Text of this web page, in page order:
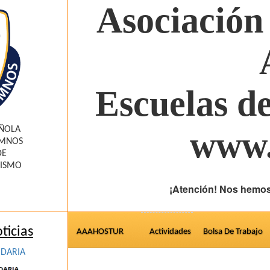
Escuelas
¡Atención! Nos
AAAHOSTUR Actividades Bolsa De Trabajo